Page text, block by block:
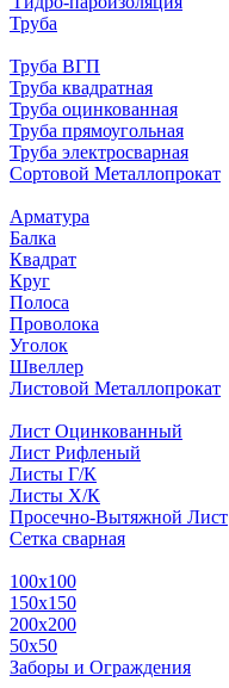
Труба
Труба ВГП
Труба квадратная
Труба оцинкованная
Труба прямоугольная
Труба электросварная
Сортовой Металлопрокат
Арматура
Балка
Квадрат
Круг
Полоса
Проволока
Уголок
Швеллер
Листовой Металлопрокат
Лист Оцинкованный
Лист Рифленый
Листы Г/К
Листы Х/К
Просечно-Вытяжной Лист
Сетка сварная
100х100
150х150
200х200
50х50
Заборы и Ограждения